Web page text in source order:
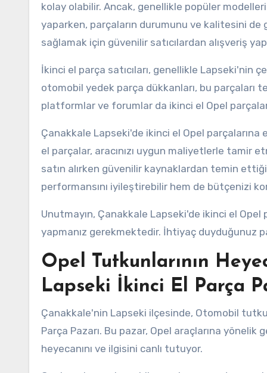
kolay olabilir. Ancak, genellikle popüler
yaparken, parçaların durumunu ve kalitesini de
sağlamak için güvenilir satıcılardan alışveriş
İkinci el parça satıcıları, genellikle Lapseki'nin
otomobil yedek parça dükkanları, bu parçaları
platformlar ve forumlar da ikinci el Opel
Çanakkale Lapseki'de ikinci el Opel
el parçalar, aracınızı uygun maliyetlerle tamir
satın alırken güvenilir kaynaklardan temin
performansını iyileştirebilir hem de bütçenizi
Unutmayın, Çanakkale Lapseki'de ikinci el Opel
yapmanız gerekmektedir. İhtiyaç duyduğunuz
Opel Tutkunlarının
Lapseki İkinci El Parça
Çanakkale'nin Lapseki ilçesinde, Otomobil
Parça Pazarı. Bu pazar, Opel araçlarına
heyecanını ve ilgisini canlı tutuyor.